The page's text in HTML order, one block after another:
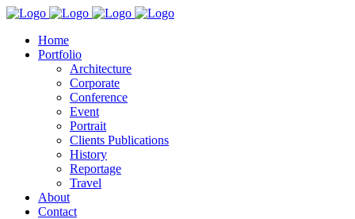
Home
Portfolio
Architecture
Corporate
Conference
Event
Portrait
Clients Publications
History
Reportage
Travel
About
Contact